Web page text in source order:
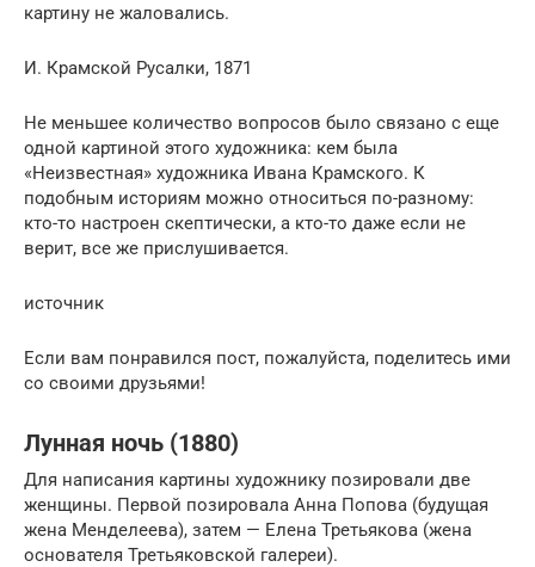
картину не жаловались.
И. Крамской Русалки, 1871
Не меньшее количество вопросов было связано с еще
одной картиной этого художника: кем была
«Неизвестная» художника Ивана Крамского. К
подобным историям можно относиться по-разному:
кто-то настроен скептически, а кто-то даже если не
верит, все же прислушивается.
источник
Если вам понравился пост, пожалуйста, поделитесь ими
со своими друзьями!
Лунная ночь (1880)
Для написания картины художнику позировали две
женщины. Первой позировала Анна Попова (будущая
жена Менделеева), затем — Елена Третьякова (жена
основателя Третьяковской галереи).